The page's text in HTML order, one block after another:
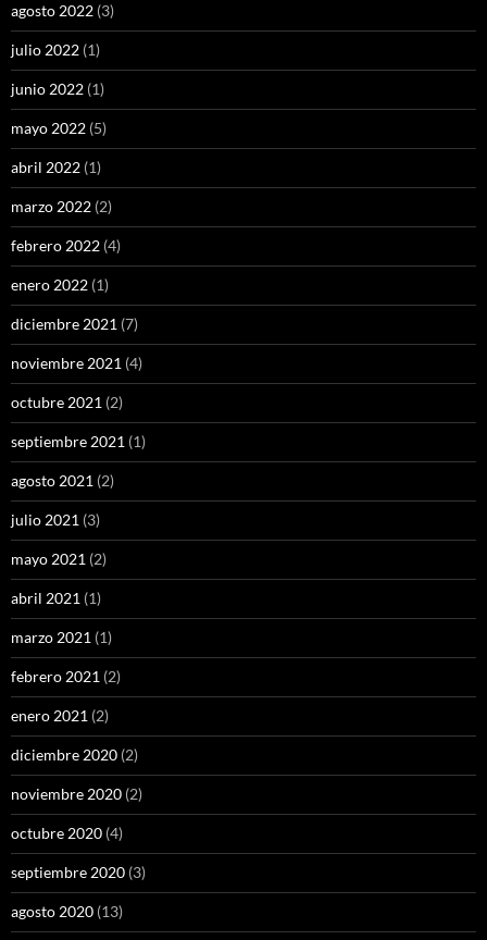
agosto 2022 (3)
julio 2022 (1)
junio 2022 (1)
mayo 2022 (5)
abril 2022 (1)
marzo 2022 (2)
febrero 2022 (4)
enero 2022 (1)
diciembre 2021 (7)
noviembre 2021 (4)
octubre 2021 (2)
septiembre 2021 (1)
agosto 2021 (2)
julio 2021 (3)
mayo 2021 (2)
abril 2021 (1)
marzo 2021 (1)
febrero 2021 (2)
enero 2021 (2)
diciembre 2020 (2)
noviembre 2020 (2)
octubre 2020 (4)
septiembre 2020 (3)
agosto 2020 (13)